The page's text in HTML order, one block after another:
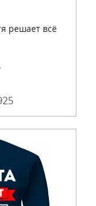
решает всё